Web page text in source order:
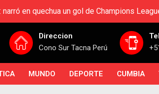
en quechua un gol de Champions
Direccion
Cono Sur Tacna Perú
MUNDO DEPORTE CUMBIA